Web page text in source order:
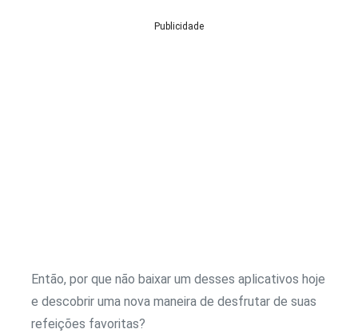
Publicidade
Então, por que não baixar um desses aplicativos hoje
e descobrir uma nova maneira de desfrutar de suas
refeições favoritas?